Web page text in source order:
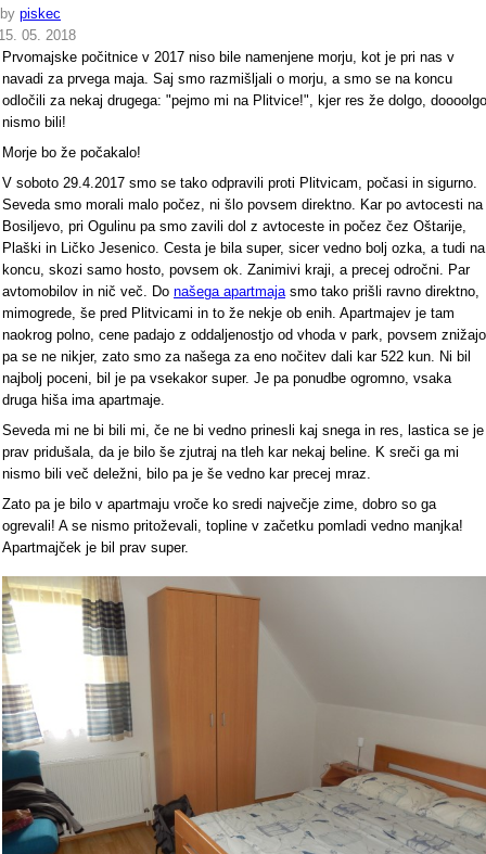
by piskec
05. 2018
Prvomajske počitnice v 2017 niso bile namenjene morju, kot je pri nas v
navadi za prvega maja. Saj smo razmišljali o morju, a smo se na koncu
odločili za nekaj drugega: "pejmo mi na Plitvice!", kjer res že dolgo, doooolgo
nismo bili!
Morje bo že počakalo!
V soboto 29.4.2017 smo se tako odpravili proti Plitvicam, počasi in sigurno.
Seveda smo morali malo počez, ni šlo povsem direktno. Kar po avtocesti na
Bosiljevo, pri Ogulinu pa smo zavili dol z avtoceste in počez čez Oštarije,
Plaški in Ličko Jesenico. Cesta je bila super, sicer vedno bolj ozka, a tudi na
koncu, skozi samo hosto, povsem ok. Zanimivi kraji, a precej odročni. Par
avtomobilov in nič več. Do našega apartmajasmo tako prišli ravno direktno,
mimogrede, še pred Plitvicami in to že nekje ob enih. Apartmajev je tam
naokrog polno, cene padajo z oddaljenostjo od vhoda v park, povsem znižajo
pa se ne nikjer, zato smo za našega za eno nočitev dali kar 522 kun. Ni bil
najbolj poceni, bil je pa vsekakor super. Je pa ponudbe ogromno, vsaka
druga hiša ima apartmaje.
Seveda mi ne bi bili mi, če ne bi vedno prinesli kaj snega in res, lastica se je
prav pridušala, da je bilo še zjutraj na tleh kar nekaj beline. K sreči ga mi
nismo bili več deležni, bilo pa je še vedno kar precej mraz.
Zato pa je bilo v apartmaju vroče ko sredi največje zime, dobro so ga
ogrevali! A se nismo pritoževali, topline v začetku pomladi vedno manjka!
Apartmajček je bil prav super.